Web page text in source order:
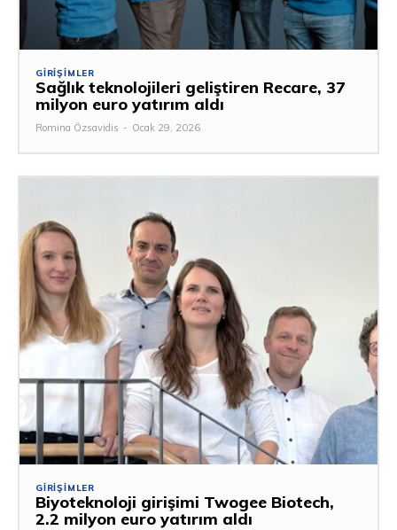
GIRIŞIMLER
Sağlık teknolojileri geliştiren Recare, 37
milyon euro yatırım aldı
Romina Özsavidis - Ocak 29, 2026
GIRIŞIMLER
Biyoteknoloji girişimi Twogee Biotech,
2.2 milyon euro yatırım aldı